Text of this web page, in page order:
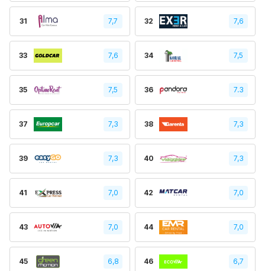
31 7,7 32 7,6
33 7,6 34 7,5
35 7,5 36 7.3
37 7,3 38 7,3
39 7,3 40 7,3
41 7,0 42 7,0
43 7,0 44 7,0
45 6,8 46 6,7